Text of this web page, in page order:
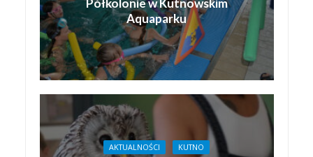
Półkolonie w Kutnowskim
Aquaparku
AKTUALNOŚCI KUTNO